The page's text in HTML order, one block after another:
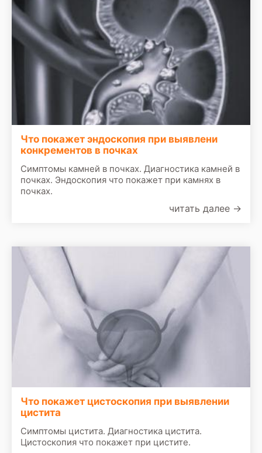
Что покажет эндоскопия при выявлени
конкрементов в почках
Симптомы камней в почках. Диагностика камней в
почках. Эндоскопия что покажет при камнях в
почках.
читать далее →
Что покажет цистоскопия при выявлении
цистита
Симптомы цистита. Диагностика цистита.
Цистоскопия что покажет при цистите.